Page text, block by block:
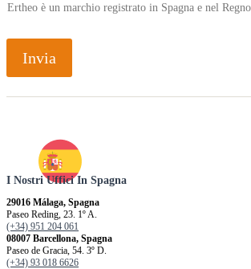
Ertheo è un marchio registrato in Spagna e nel
Invia
I Nostri Uffici In Spagna
29016 Málaga, Spagna
Paseo Reding, 23. 1º A.
(+34) 951 204 061
08007 Barcellona, ​​Spagna
Paseo de Gracia, 54. 3º D.
(+34) 93 018 6626